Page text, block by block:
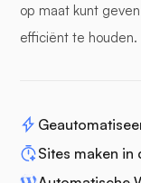
op maat kunt
efficiënt te houden.
Sites maken in